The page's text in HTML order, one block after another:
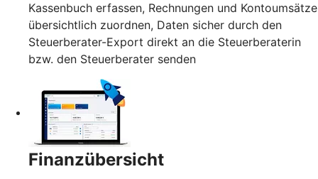
Kassenbuch erfassen, Rechnungen und Kontoumsätze
übersichtlich zuordnen, Daten sicher durch den
Steuerberater-Export direkt an die Steuerberaterin
bzw. den Steuerberater senden
Finanzübersicht